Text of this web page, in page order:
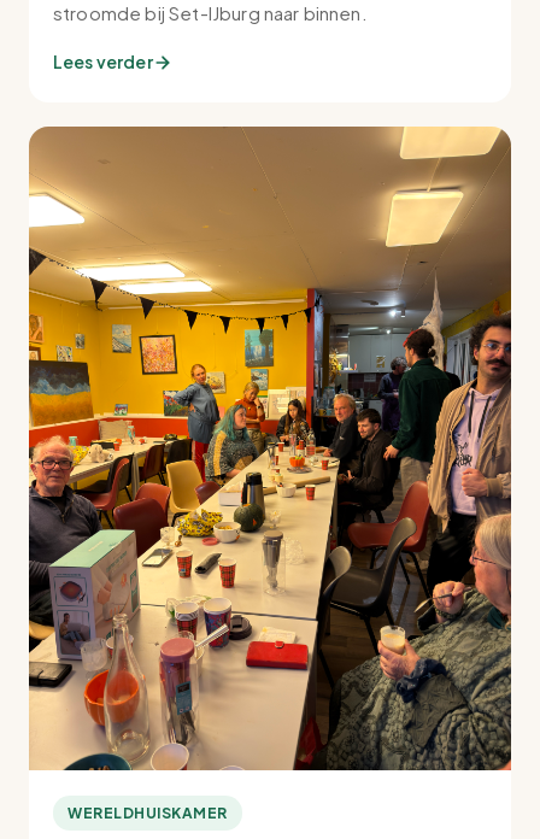
stroomde bij Set-IJburg naar binnen.
Lees verder
WERELDHUISKAMER